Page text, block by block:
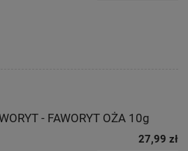
- FAWORYT OŻA 10g
27,99 zł